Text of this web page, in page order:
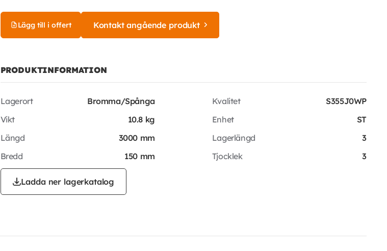
Lägg till i offert Kontakt angående produkt
PRODUKTINFORMATION
Lagerort
Bromma/Spånga
Vikt
10.8 kg
Längd
3000 mm
Bredd
150 mm
Kvalitet
S355J0WP
Enhet
ST
Lagerlängd
3
Tjocklek
3
Ladda ner lagerkatalog